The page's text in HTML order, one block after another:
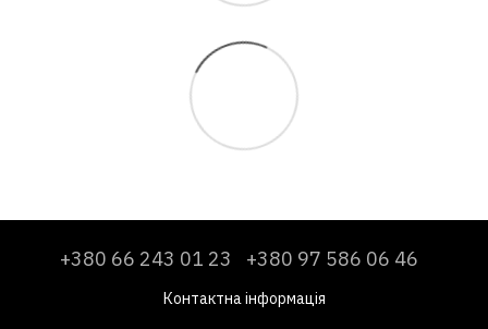
+380 66 243 01 23 +380 97 586 06 46
Контактна інформація